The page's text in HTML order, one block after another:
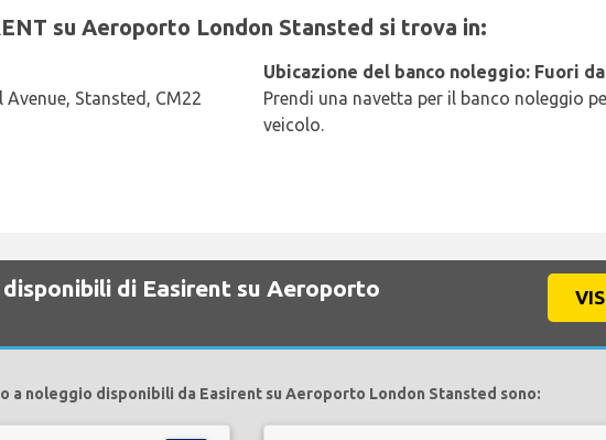
su Aeroporto London Stansted si trova in:
Stansted, CM22
Ubicazione del banco noleggio: Fuori
Prendi una navetta per il banco noleggio
veicolo.
di Easirent su Aeroporto
a noleggio disponibili da Easirent su Aeroporto London Stansted sono: